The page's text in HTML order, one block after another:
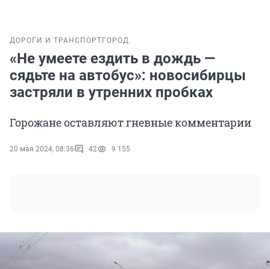
ДОРОГИ И ТРАНСПОРТ ГОРОД
«Не умеете ездить в дождь —
сядьте на автобус»: новосибирцы
застряли в утренних пробках
Горожане оставляют гневные комментарии
20 мая 2024, 08:36 42 9 155